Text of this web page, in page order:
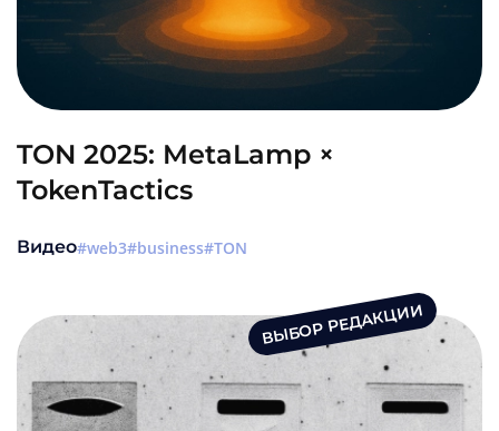
TON 2025: MetaLamp ×
TokenTactics
Видео web3 business TON
ВЫБОР РЕДАКЦИИ